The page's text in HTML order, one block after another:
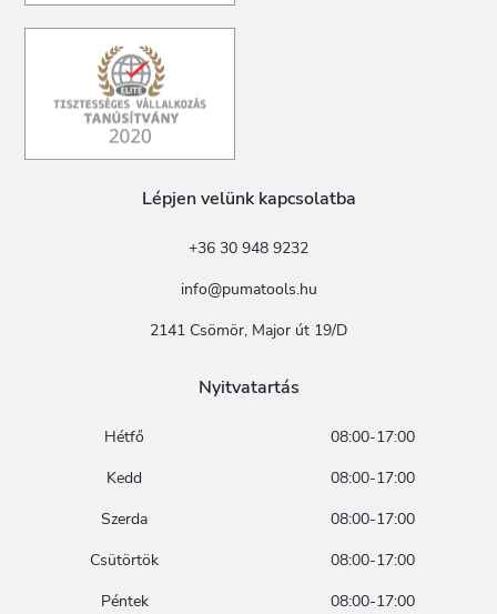
Lépjen velünk kapcsolatba
+36 30 948 9232
info@pumatools.hu
2141 Csömör, Major út 19/D
Nyitvatartás
Hétfő
08:00-17:00
Kedd
08:00-17:00
Szerda
08:00-17:00
Csütörtök
08:00-17:00
Péntek
08:00-17:00